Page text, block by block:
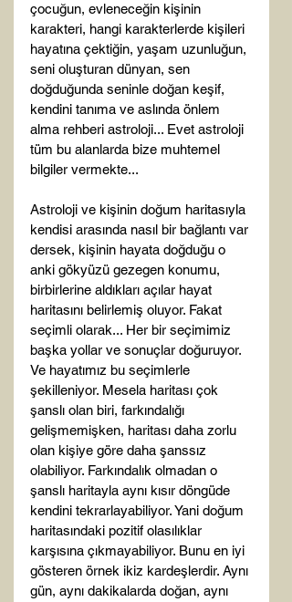
çocuğun, evleneceğin kişinin
karakteri, hangi karakterlerde kişileri
hayatına çektiğin, yaşam uzunluğun,
seni oluşturan dünyan, sen
doğduğunda seninle doğan keşif,
kendini tanıma ve aslında önlem
alma rehberi astroloji... Evet astroloji
tüm bu alanlarda bize muhtemel
bilgiler vermekte...
Astroloji ve kişinin doğum haritasıyla
kendisi arasında nasıl bir bağlantı var
dersek, kişinin hayata doğduğu o
anki gökyüzü gezegen konumu,
birbirlerine aldıkları açılar hayat
haritasını belirlemiş oluyor. Fakat
seçimli olarak... Her bir seçimimiz
başka yollar ve sonuçlar doğuruyor.
Ve hayatımız bu seçimlerle
şekilleniyor. Mesela haritası çok
şanslı olan biri, farkındalığı
gelişmemişken, haritası daha zorlu
olan kişiye göre daha şanssız
olabiliyor. Farkındalık olmadan o
şanslı haritayla aynı kısır döngüde
kendini tekrarlayabiliyor. Yani doğum
haritasındaki pozitif olasılıklar
karşısına çıkmayabiliyor. Bunu en iyi
gösteren örnek ikiz kardeşlerdir. Aynı
gün, aynı dakikalarda doğan, aynı